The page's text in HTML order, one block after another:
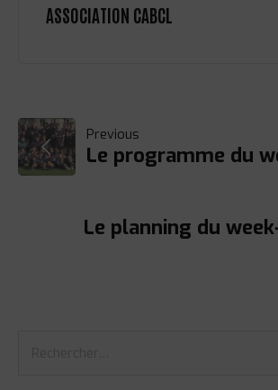
ASSOCIATION CABCL
NAVIGATION
DE
L’ARTICLE
Previous
Le programme du
Le planning du